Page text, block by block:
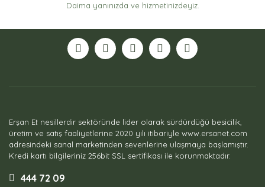
Daima yanınızda ve hizmetinizdeyiz.
Erşan Et nesillerdir sektöründe lider olarak sürdürdüğü besicilik,
üretim ve satış faaliyetlerine 2020 yılı itibariyle www.ersanet.com
adresindeki sanal marketinden sevenlerine ulaşmaya başlamıştır.
Kredi kartı bilgileriniz 256bit SSL sertifikası ile korunmaktadır.
444 72 09